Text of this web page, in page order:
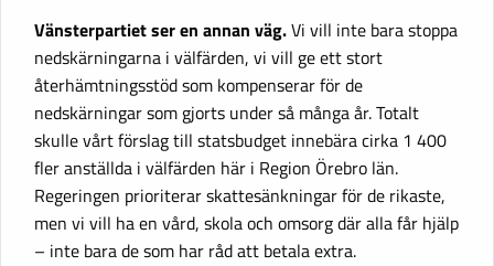
Vänsterpartiet ser en annan väg.Vi vill inte bara stoppa
nedskärningarna i välfärden, vi vill ge ett stort
återhämtningsstöd som kompenserar för de
nedskärningar som gjorts under så många år. Totalt
skulle vårt förslag till statsbudget innebära cirka 1 400
fler anställda i välfärden här i Region Örebro län.
Regeringen prioriterar skattesänkningar för de rikaste,
men vi vill ha en vård, skola och omsorg där alla får hjälp
– inte bara de som har råd att betala extra.